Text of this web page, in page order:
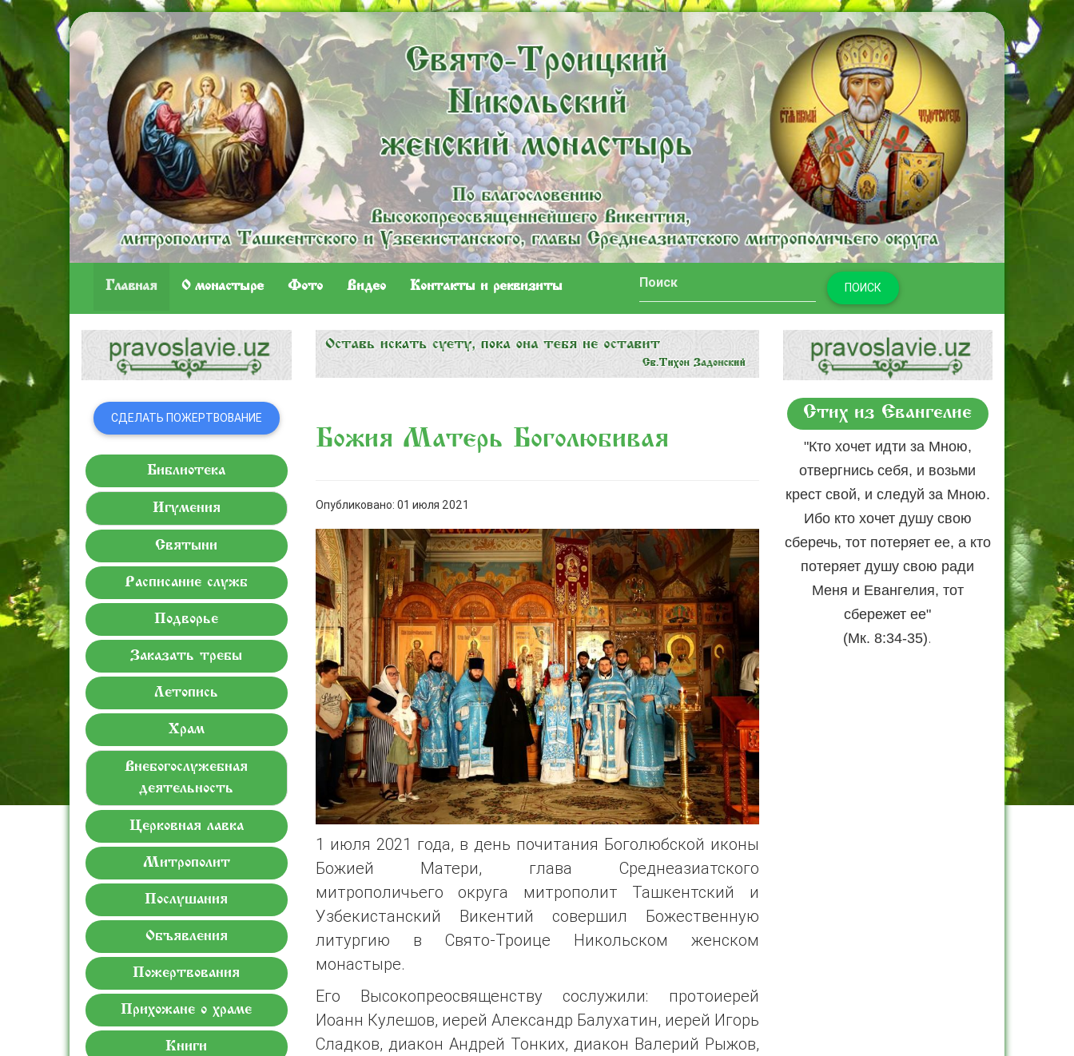
Главная O монастыре Фото Видео Контакты и реквизиты ПОИСК
СДЕЛАТЬ ПОЖЕРТВОВАНИЕ
Библиотека
Игумения
Святыни
Расписание служб
Подворье
Заказать требы
Летопись
Храм
Внебогослужебная
деятельность
Церковная лавка
Митрополит
Послушания
Объявления
Пожертвования
Прихожане о храме
Книги
Божия Матерь Боголюбивая
Опубликовано: 01 июля 2021
1 июля 2021 года, в день почитания Боголюбской иконы
Божией Матери, глава Среднеазиатского
митрополичьего округа митрополит Ташкентский и
Узбекистанский Викентий совершил Божественную
литургию в Свято-Троице Никольском женском
монастыре.
Его Высокопреосвященству сослужили: протоиерей
Иоанн Кулешов, иерей Александр Балухатин, иерей Игорь
Сладков, диакон Андрей Тонких, диакон Валерий Рыжов,
Стих из Евангелие
"Кто хочет идти за Мною,
отвергнись себя, и возьми
крест свой, и следуй за Мною.
Ибо кто хочет душу свою
сберечь, тот потеряет ее, а кто
потеряет душу свою ради
Меня и Евангелия, тот
сбережет ее"
(Мк. 8:34-35).